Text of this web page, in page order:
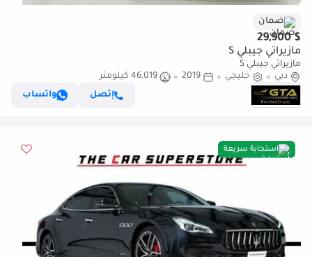
ضمان
$ 29,900
مازيراتي جيبلي S
مازيراتي جيبلي S
دبي
خليجي 2019
46,019 كيلومتر
إتصل
واتساب
استجابة سريعة